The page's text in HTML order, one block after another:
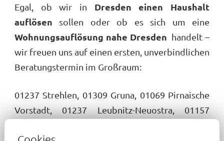
Egal, ob wir in Dresden
einen Haushalt
auflösen sollen oder ob es sich um eine
Wohnungsauflösung nahe Dresden handelt –
wir freuen uns auf einen ersten, unverbindlichen
Beratungstermin im Großraum:
01237 Strehlen, 01309 Gruna, 01069 Pirnaische
Vorstadt, 01237 Leubnitz-Neuostra, 01157